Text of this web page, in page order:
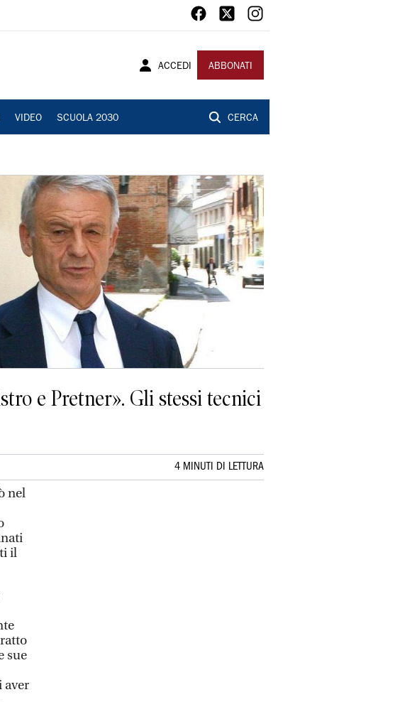
ACCEDI ABBONATI
VIDEO SCUOLA 2030 CERCA
e Pretner». Gli stessi tecnici
4 MINUTI DI LETTURA
nel
il
sue
aver